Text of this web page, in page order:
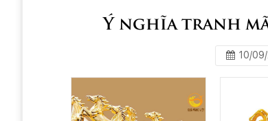
Ý nghĩa tranh
10/